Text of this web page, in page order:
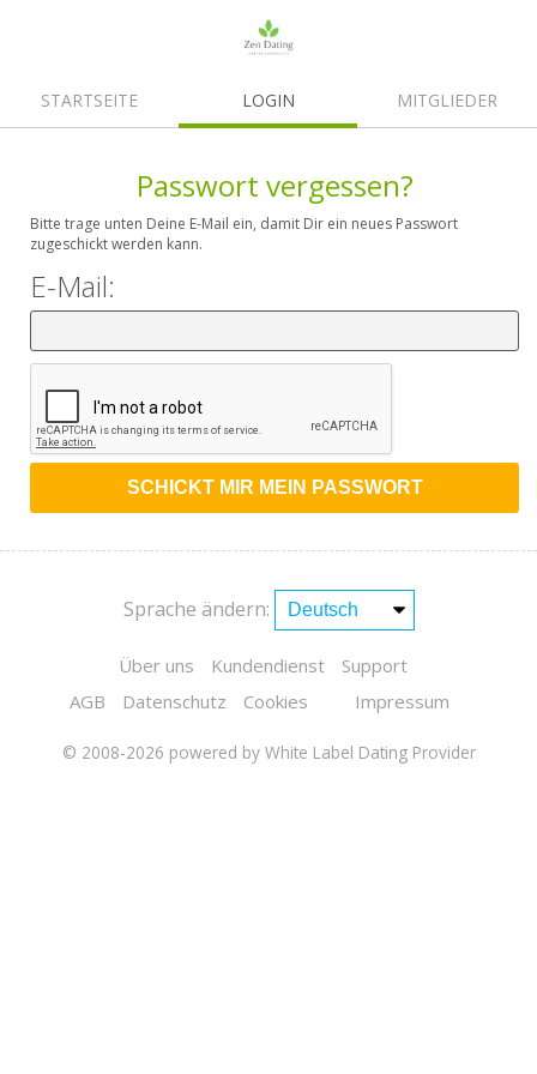
STARTSEITE LOGIN MITGLIEDER
Passwort vergessen?
Bitte trage unten Deine E-Mail ein, damit Dir ein neues Passwort
zugeschickt werden kann.
E-Mail:
Sprache ändern:
Über uns Kundendienst
Support
AGB
Datenschutz Cookies Impressum
© 2008-2026 powered by White Label Dating Provider